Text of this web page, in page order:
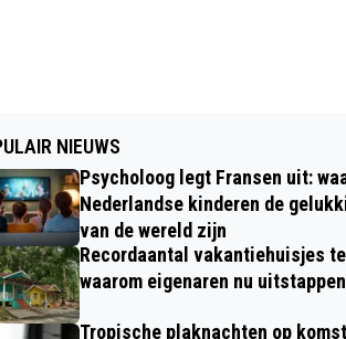
NIEUWS
Psycholoog legt Fransen uit:
Nederlandse kinderen de
van de wereld zijn
Recordaantal vakantiehuisjes
waarom eigenaren nu uitstappen
Tropische plaknachten op